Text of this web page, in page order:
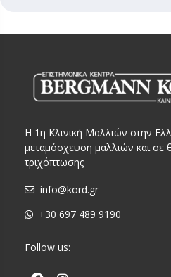
Η 1η Κλινική Μαλλιών στην
μεταμόσχευση μαλλιών και σε
τριχόπτωσης
info@kord.gr
+30 697 489 9190
Follow us: